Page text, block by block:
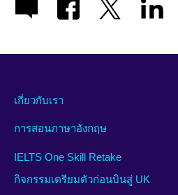
เกี่ยวกับเรา
การสอนภาษาอังกฤษ
IELTS One Skill Retake
กิจกรรมเตรียมตัวก่อนบินสู่ UK